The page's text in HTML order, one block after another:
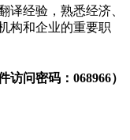
译经验，熟悉经济、
构和企业的重要职
访问密码：068966）